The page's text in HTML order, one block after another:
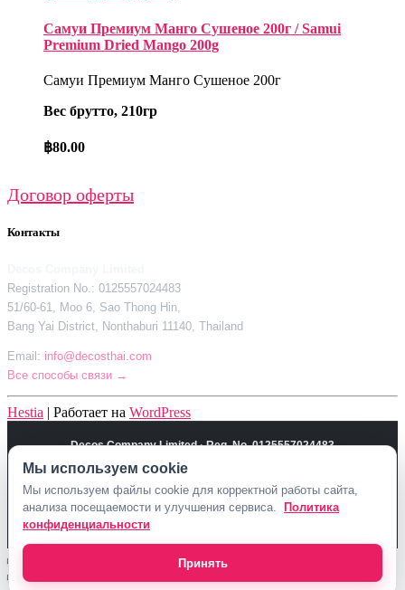
Самуи Премиум Манго Сушеное 200г / Samui
Premium Dried Mango 200g
Самуи Премиум Манго Сушеное 200г
Вес брутто, 210гр
฿80.00
Договор оферты
Контакты
Registration No.: 0125557024483
51/60-61, Moo 6, Sao Thong Hin,
Bang Yai District, Nonthaburi 11140, Thailand
Email: info@decosthai.com
Все способы связи →
Hestia | Работает на WordPress
Decos Company Limited · Reg. No. 0125557024483
51/60-61, Moo 6, Sao Thong Hin, Bang Yai District, Nonthaburi 11140,
Thailand
Политика конфиденциальностиДоговор оферты
Контакты Decosthai
Мы используем cookie
Мы используем файлы cookie для корректной работы сайта,
анализа посещаемости и улучшения сервиса.
Политика
конфиденциальности
Принять